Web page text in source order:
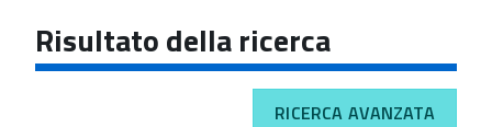
navigazione
Risultato della ricerca
RICERCA AVANZATA